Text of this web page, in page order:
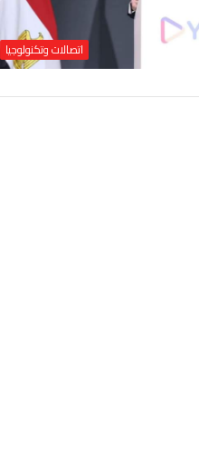
اتصالات وتكنولوجيا